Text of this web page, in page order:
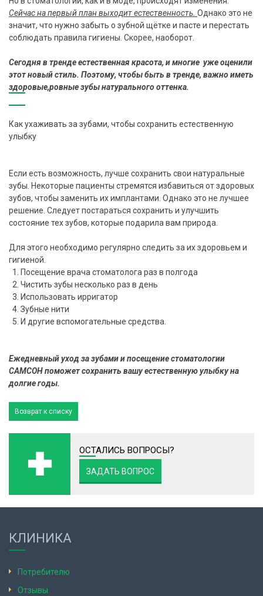
Сейчас на первый план выходит естественность. Однако это не
значит, что нужно забыть о зубной щётке и пасте и перестать
соблюдать правила гигиены. Скорее, наоборот.
Сегодняв тренде естественная красота, и многие уже оценили
этот новый стиль. Поэтому, чтобы быть в тренде, важно иметь
здоровые,ровные зубы натурального оттенка.
Как ухаживать за зубами, чтобы сохранить естественную
улыбку
Если есть возможность, лучше сохранить свои натуральные
зубы. Некоторые пациенты стремятся избавиться от здоровых
зубов, чтобы заменить их имплантами. Однако это не лучшее
решение. Следует постараться сохранить и улучшить
состояние тех зубов, которые подарила вам природа.
Для этого необходимо регулярно следить за их здоровьем и
гигиеной.
Посещение врача стоматолога раз в полгода
Чистить зубы несколько раз в день
Использовать ирригатор
Зубные нити
И другие вспомогательные средства.
Ежедневный уход за зубами и посещение стоматологии
САМСОН поможет сохранить вашу естественную улыбку на
долгие годы.
Возврат к списку
ОСТАЛИСЬ ВОПРОСЫ?
ЗАДАТЬ ВОПРОС
КЛИНИКА
Потребителю
Отзывы